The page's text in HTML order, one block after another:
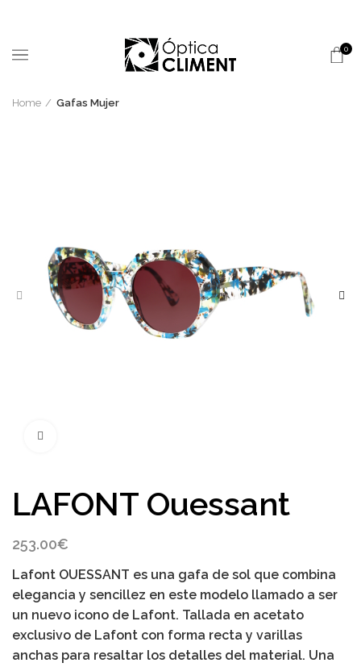
0
Home Gafas Mujer
LAFONT Ouessant
253.00€
Lafont OUESSANT es una gafa de sol que combina
elegancia y sencillez en este modelo llamado a ser
un nuevo icono de Lafont. Tallada en acetato
exclusivo de Lafont con forma recta y varillas
anchas para resaltar los detalles del material. Una